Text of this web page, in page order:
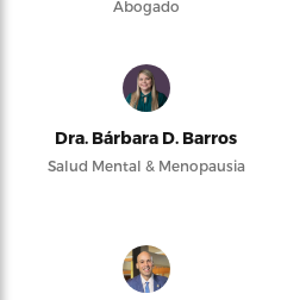
Abogado
Dra. Bárbara D. Barros
Salud Mental & Menopausia